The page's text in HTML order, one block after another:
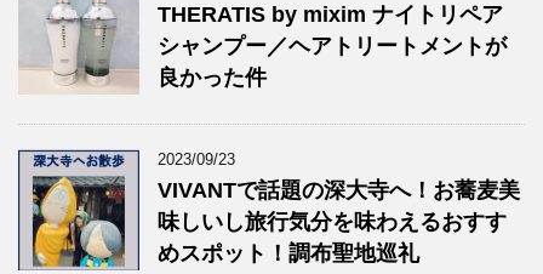
THERATIS by mixim ナイトリペア
シャンプー／ヘアトリートメントが
良かった件
2023/09/23
VIVANTで話題の深大寺へ！お蕎麦美
味しいし旅行気分を味わえるおすす
めスポット！調布聖地巡礼